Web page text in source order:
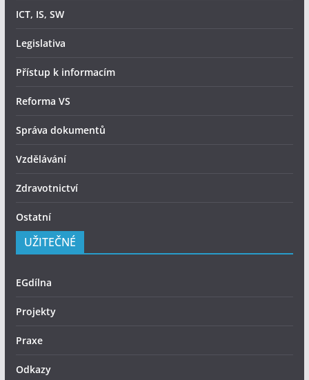
ICT, IS, SW
Legislativa
Přístup k informacím
Reforma VS
Správa dokumentů
Vzdělávání
Zdravotnictví
Ostatní
UŽITEČNÉ
EGdílna
Projekty
Praxe
Odkazy